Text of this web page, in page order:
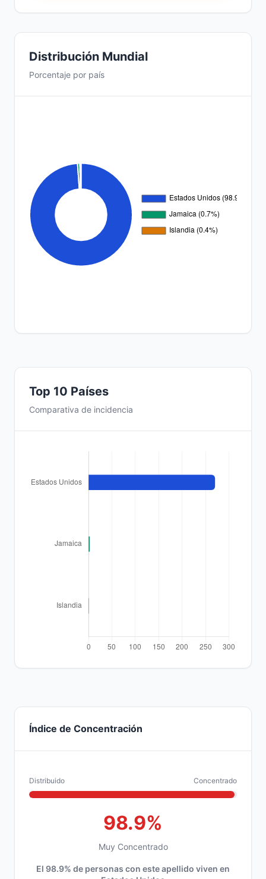
Distribución Mundial
Porcentaje por país
Top 10 Países
Comparativa de incidencia
Índice de Concentración
Distribuido Concentrado
98.9%
Muy Concentrado
El 98.9% de personas con este apellido viven en